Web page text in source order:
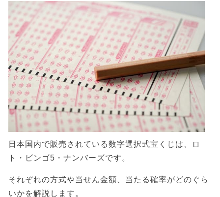
日本国内で販売されている数字選択式宝くじは、ロ
ト・ビンゴ5・ナンバーズです。
それぞれの方式や当せん金額、当たる確率がどのぐら
いかを解説します。